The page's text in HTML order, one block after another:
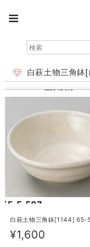
白萩土物三角鉢
白萩土物三角鉢[1144] 65-
¥1,600